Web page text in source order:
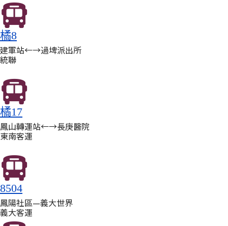
橘8
建軍站←→過埤派出所
統聯
橘17
鳳山轉運站←→長庚醫院
東南客運
8504
鳳陽社區—義大世界
義大客運